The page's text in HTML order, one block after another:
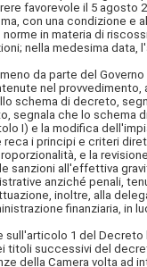
favorevole il 5
con una condizione e
in materia di
nella medesima
da parte del
nel
schema di decreto,
segnala che lo schema
I) e la modifica
reca i principi e criteri
e la
sanzioni all'effettiva
anziché penali,
inoltre, alla
finanziaria, in
1 del Decreto
titoli successivi del
della Camera volta ad